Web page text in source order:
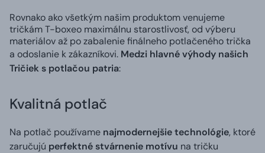
Rovnako ako všetkým našim produktom venujeme
tričkám T-boxeo maximálnu starostlivosť, od výberu
materiálov až po zabalenie finálneho potlačeného trička
a odoslanie k zákazníkovi. Medzi hlavné výhody našich
Tričiek s potlačou patria:
Kvalitná potlač
Na potlač používame najmodernejšie technológie, ktoré
zaručujú perfektné stvárnenie motívu na tričku